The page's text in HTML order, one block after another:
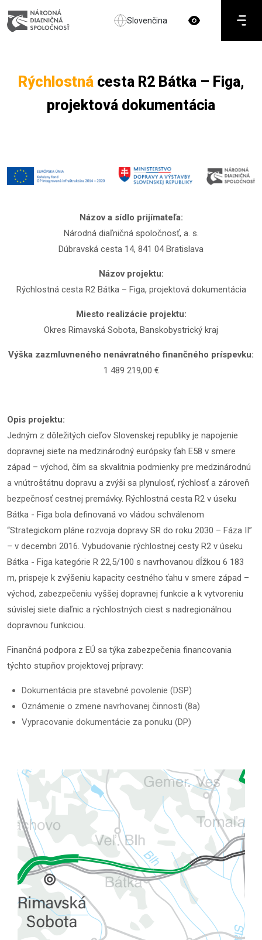
Slovenčina
Rýchlostnácesta R2 Bátka – Figa,
projektová dokumentácia
Názov a sídlo prijímateľa:
Národná diaľničná spoločnosť, a. s.
Dúbravská cesta 14, 841 04 Bratislava
Názov projektu:
Rýchlostná cesta R2 Bátka – Figa, projektová dokumentácia
Miesto realizácie projektu:
Okres Rimavská Sobota, Banskobystrický kraj
Výška zazmluvneného nenávratného finančného príspevku:
1 489 219,00 €
Opis projektu:
Jedným z dôležitých cieľov Slovenskej republiky je napojenie
dopravnej siete na medzinárodný európsky ťah E58 v smere
západ – východ, čím sa skvalitnia podmienky pre medzinárodnú
a vnútroštátnu dopravu a zvýši sa plynulosť, rýchlosť a zároveň
bezpečnosť cestnej premávky. Rýchlostná cesta R2 v úseku
Bátka - Figa bola definovaná vo vládou schválenom
“Strategickom pláne rozvoja dopravy SR do roku 2030 – Fáza II”
– v decembri 2016. Vybudovanie rýchlostnej cesty R2 v úseku
Bátka - Figa kategórie R 22,5/100 s navrhovanou dĺžkou 6 183
m, prispeje k zvýšeniu kapacity cestného ťahu v smere západ –
východ, zabezpečeniu vyššej dopravnej funkcie a k vytvoreniu
súvislej siete diaľnic a rýchlostných ciest s nadregionálnou
dopravnou funkciou.
Finančná podpora z EÚ sa týka zabezpečenia financovania
týchto stupňov projektovej prípravy:
Dokumentácia pre stavebné povolenie (DSP)
Oznámenie o zmene navrhovanej činnosti (8a)
Vypracovanie dokumentácie za ponuku (DP)